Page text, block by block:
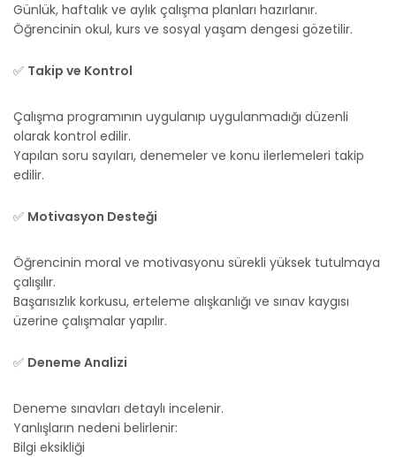
Günlük, haftalık ve aylık çalışma planları hazırlanır.
Öğrencinin okul, kurs ve sosyal yaşam dengesi gözetilir.
✅ Takip ve Kontrol
Çalışma programının uygulanıp uygulanmadığı düzenli
olarak kontrol edilir.
Yapılan soru sayıları, denemeler ve konu ilerlemeleri takip
edilir.
✅ Motivasyon Desteği
Öğrencinin moral ve motivasyonu sürekli yüksek tutulmaya
çalışılır.
Başarısızlık korkusu, erteleme alışkanlığı ve sınav kaygısı
üzerine çalışmalar yapılır.
✅ Deneme Analizi
Deneme sınavları detaylı incelenir.
Yanlışların nedeni belirlenir:
Bilgi eksikliği